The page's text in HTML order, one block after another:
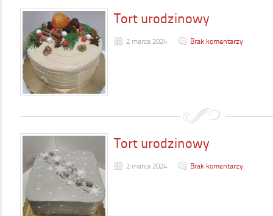
Tort urodzinowy
2 marca 2024 Brak komentarzy
Tort urodzinowy
2 marca 2024 Brak komentarzy